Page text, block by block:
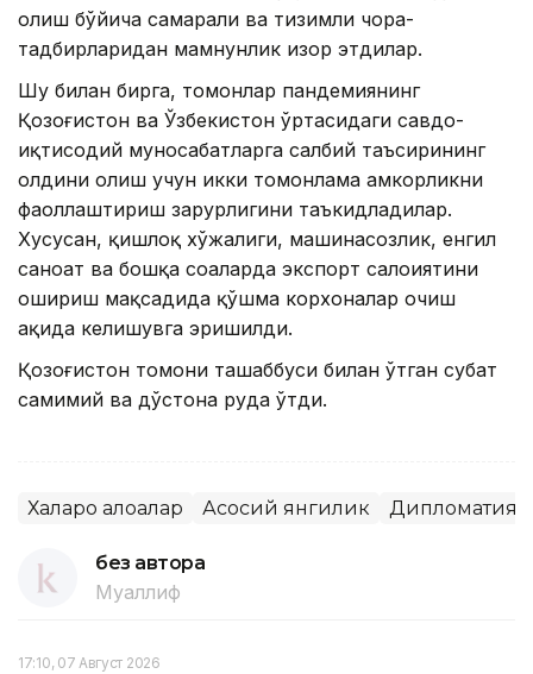
олиш бўйича самарали ва тизимли чора-
тадбирларидан мамнунлик изҳор этдилар.
Шу билан бирга, томонлар пандемиянинг
Қозоғистон ва Ўзбекистон ўртасидаги савдо-
иқтисодий муносабатларга салбий таъсирининг
олдини олиш учун икки томонлама ҳамкорликни
фаоллаштириш зарурлигини таъкидладилар.
Хусусан, қишлоқ хўжалиги, машинасозлик, енгил
саноат ва бошқа соҳаларда экспорт салоҳиятини
ошириш мақсадида қўшма корхоналар очиш
ҳақида келишувга эришилди.
Қозоғистон томони ташаббуси билан ўтган суҳбат
самимий ва дўстона руҳда ўтди.
Халқаро алоқалар Асосий янгилик Дипломатия
без автора
Муаллиф
17:10, 07 Август 2026